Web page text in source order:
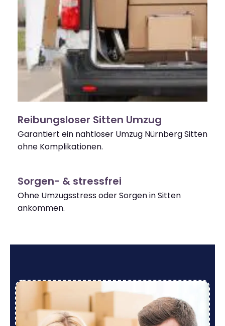
Reibungsloser Sitten Umzug
Garantiert ein nahtloser Umzug Nürnberg Sitten
ohne Komplikationen.
Sorgen- & stressfrei
Ohne Umzugsstress oder Sorgen in Sitten
ankommen.